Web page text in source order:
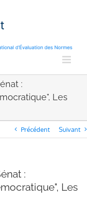
:
Les
Précédent Suivant
:
Les